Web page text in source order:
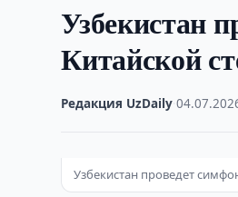
Узбекистан
Китайской
Редакция UzDaily ·
Узбекистан проведет